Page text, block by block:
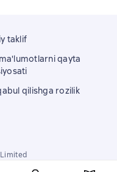
taklif
qayta
qilishga rozilik